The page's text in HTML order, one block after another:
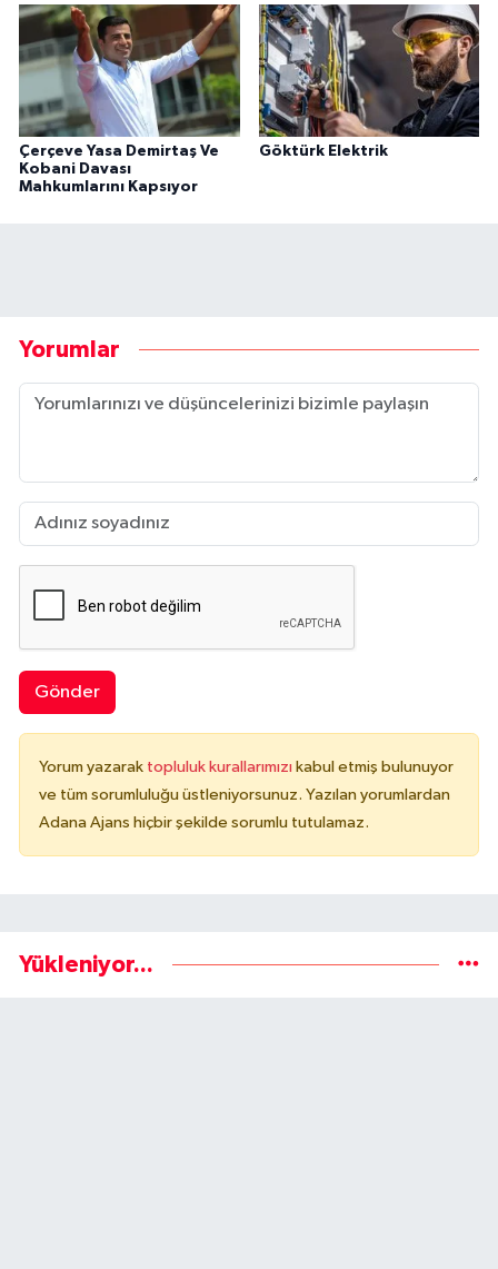
Çerçeve Yasa Demirtaş Ve
Kobani Davası
Mahkumlarını Kapsıyor
Göktürk Elektrik
Yorumlar
Gönder
Yorum yazarak topluluk kurallarımızı kabul etmiş bulunuyor
ve tüm sorumluluğu üstleniyorsunuz. Yazılan yorumlardan
Adana Ajans hiçbir şekilde sorumlu tutulamaz.
Yükleniyor...